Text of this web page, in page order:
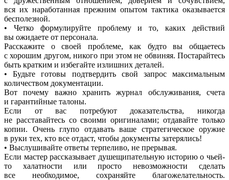
вся их наработанная прежним опытом тактика оказывается
бесполезной.
• Четко формулируйте проблему и то, каких действий
вы ожидаете от персонала.
Расскажите о своей проблеме, как будто вы общаетесь
с хорошим другом, никого при этом не обвиняя. Постарайтесь
быть кратким и избегайте излишних деталей.
• Будьте готовы подтвердить свой запрос максимальным
количеством документации.
Вот почему важно хранить журнал обслуживания, счета
и гарантийные талоны.
Если от вас потребуют доказательства, никогда
не расставайтесь со своими оригиналами; отдавайте только
копии. Очень глупо отдавать ваше стратегическое оружие
в руки тех, кто все отдаст, чтобы документы затерялись!
• Выслушивайте ответы терпеливо, не прерывая.
Если мастер рассказывает душещипательную историю о чьей-
то халатности или просто невозможности сделать
все необходимое, сохраняйте благожелательность.